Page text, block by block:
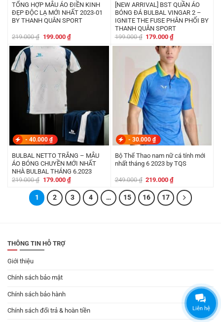
TỔNG HỢP MẪU ÁO ĐIỀN KINH
ĐẸP ĐỘC LẠ MỚI NHẤT 2023-01
BY THANH QUÂN SPORT
219.000₫ Giá
là:
219.000 ₫.
199.000 ₫Giá
hiện
tại
là:
199.000 ₫.
[NEW ARRIVAL] BST QUẦN ÁO
BÓNG ĐÁ BULBAL VINGAR 2 –
IGNITE THE FUSE PHÂN PHỐI BY
THANH QUÂN SPORT
199.000₫ Giá
là:
199.000 ₫.
179.000₫Giá
tại
là:
179.000 ₫.
- 40.000 ₫
BULBAL NETTO TRẮNG – MẪU
ÁO BÓNG CHUYỀN MỚI NHẤT
NHÀ BULBAL THÁNG 6.2023
219.000₫ Giá
là:
219.000 ₫.
179.000 ₫Giá
hiện
tại
là:
179.000 ₫.
- 30.000 ₫
Bộ Thể Thao nam nữ cá tính mới
nhất tháng 6 2023 by TQS
249.000₫ Giá
là:
249.000 ₫.
219.000₫Giá
tại
là:
219.000 ₫.
1 2 3 4 … 15 16 17
THÔNG TIN HỖ TRỢ
Giới thiệu
Chính sách bảo mật
Chính sách bảo hành
Chính sách đổi trả & hoàn tiền Liên hệ